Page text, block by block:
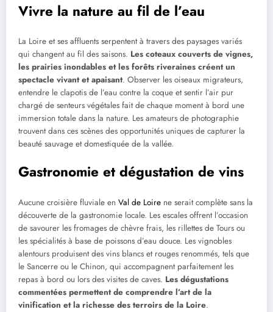
Vivre la nature au fil de l’eau
La Loire et ses affluents serpentent à travers des paysages variés
qui changent au fil des saisons. Les coteaux couverts de vignes,
les prairies inondables et les forêts riveraines créent un
spectacle vivant et apaisant. Observer les oiseaux migrateurs,
entendre le clapotis de l’eau contre la coque et sentir l’air pur
chargé de senteurs végétales fait de chaque moment à bord une
immersion totale dans la nature. Les amateurs de photographie
trouvent dans ces scènes des opportunités uniques de capturer la
beauté sauvage et domestiquée de la vallée.
Gastronomie et dégustation de vins
Aucune croisière fluviale en Val de Loire ne serait complète sans la
découverte de la gastronomie locale. Les escales offrent l’occasion
de savourer les fromages de chèvre frais, les rillettes de Tours ou
les spécialités à base de poissons d’eau douce. Les vignobles
alentours produisent des vins blancs et rouges renommés, tels que
le Sancerre ou le Chinon, qui accompagnent parfaitement les
repas à bord ou lors des visites de caves. Les dégustations
commentées permettent de comprendre l’art de la
vinification et la richesse des terroirs de la Loire.